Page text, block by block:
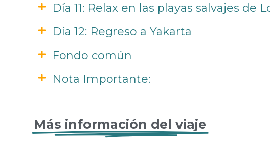
Día 11: Relax en las playas salvajes de
Día 12: Regreso a Yakarta
Fondo común
Nota Importante:
Más información del viaje